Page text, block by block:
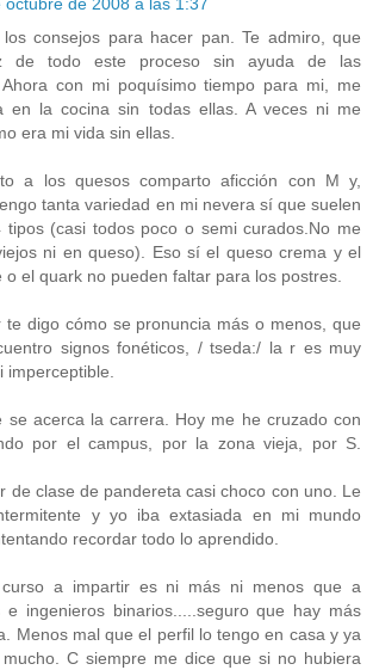
octubre de 2008 a las 1:37
los consejos para hacer pan. Te admiro, que
de todo este proceso sin ayuda de las
Ahora con mi poquísimo tiempo para mi, me
en la cocina sin todas ellas. A veces ni me
era mi vida sin ellas.
a los quesos comparto aficción con M y,
tanta variedad en mi nevera sí que suelen
(casi todos poco o semi curados.No me
ni en queso). Eso sí el queso crema y el
o el quark no pueden faltar para los postres.
te digo cómo se pronuncia más o menos, que
signos fonéticos, / tseda:/ la r es muy
imperceptible.
se acerca la carrera. Hoy me he cruzado con
por el campus, por la zona vieja, por S.
de clase de pandereta casi choco con uno. Le
y yo iba extasiada en mi mundo
recordar todo lo aprendido.
curso a impartir es ni más ni menos que a
e ingenieros binarios.....seguro que hay más
Menos mal que el perfil lo tengo en casa y ya
C siempre me dice que si no hubiera